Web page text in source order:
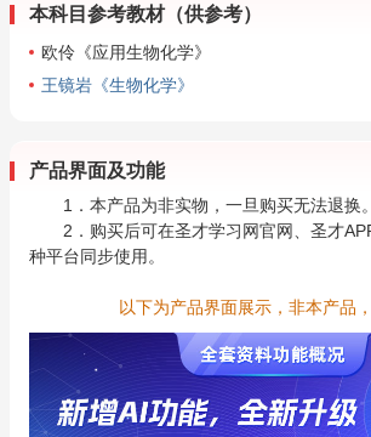
本科目参考教材（供参考）
欧伶《应用生物化学》
王镜岩《生物化学》
产品界面及功能
1．本产品为非实物，一旦购买无法退换。
2．购买后可在圣才学习网官网、圣才
种平台同步使用。
以下为产品界面展示，非本产品